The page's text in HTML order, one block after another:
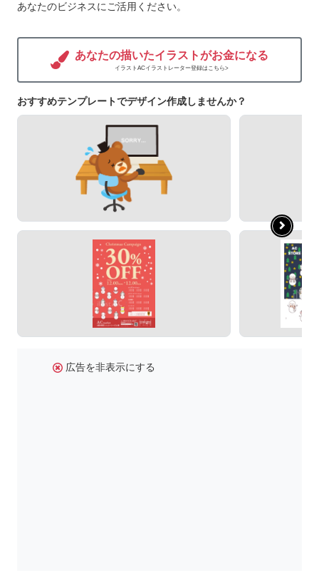
あなたのビジネスにご活用ください。
あなたの描いたイラストがお金になる
イラストACイラストレーター登録はこちら>
おすすめテンプレートでデザイン作成しませんか？
広告を非表示にする